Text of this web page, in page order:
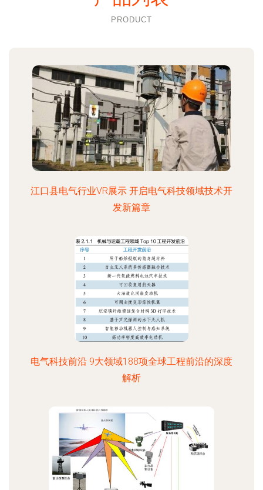
PRODUCT
江口县电气行业VR展示 开启电气科技领域技术开
发新篇章
电气科技前沿 9大领域188项全球工程前沿的深度
解析